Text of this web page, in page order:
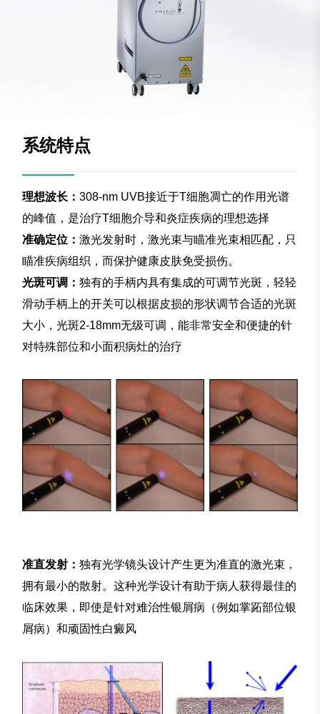
系统特点
理想波长：308-nm UVB接近于T细胞凋亡的作用光谱
的峰值，是治疗T细胞介导和炎症疾病的理想选择
准确定位：激光发射时，激光束与瞄准光束相匹配，只
瞄准疾病组织，而保护健康皮肤免受损伤。
光斑可调：独有的手柄内具有集成的可调节光斑，轻轻
滑动手柄上的开关可以根据皮损的形状调节合适的光斑
大小，光斑2-18mm无级可调，能非常安全和便捷的针
对特殊部位和小面积病灶的治疗
准直发射：独有光学镜头设计产生更为准直的激光束，
拥有最小的散射。这种光学设计有助于病人获得最佳的
临床效果，即使是针对难治性银屑病（例如掌跖部位银
屑病）和顽固性白癜风